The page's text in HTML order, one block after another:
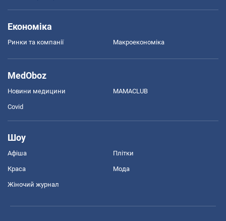
Економіка
Ринки та компанії Макроекономіка
MedOboz
Новини медицини MAMACLUB
Covid
Шоу
Афіша Плітки
Краса Мода
Жіночий журнал